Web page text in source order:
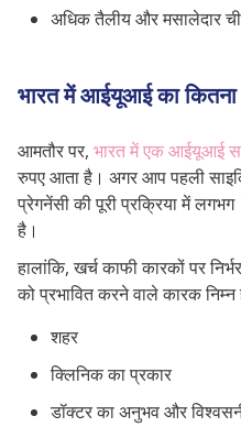
अधिक तैलीय और मसालेदार
भारत में आईयूआई का
आमतौर पर, भारत में एक आईयूआई
रुपए आता है। अगर आप पहली
प्रेगनेंसी की पूरी प्रक्रिया में
है।
हालांकि, खर्च काफी कारकों पर
को प्रभावित करने वाले कारक निम्न
शहर
क्लिनिक का प्रकार
डॉक्टर का अनुभव और